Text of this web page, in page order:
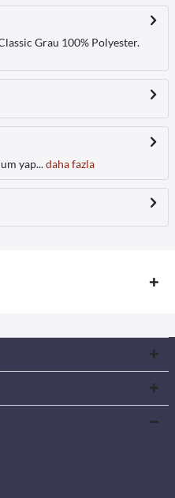
Grau 100% Polyester.
yap...daha fazla